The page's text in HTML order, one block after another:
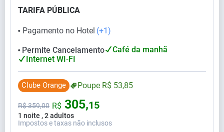
TARIFA PÚBLICA
⬤ Pagamento no Hotel (+1)
⬤ Permite Cancelamento
Café da manhã
Internet WI-FI
Clube Orange Poupe R$ 53,85
1 noite , 2 adultos
R$359,00 R$ 305,15
Impostos e taxas não inclusos